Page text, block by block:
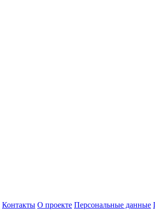
Контакты О проекте Персональные данные